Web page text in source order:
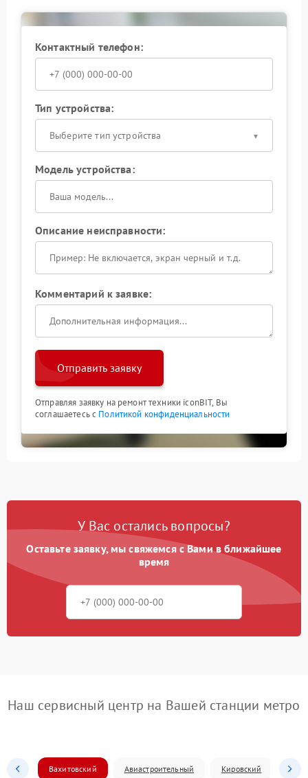
Контактный телефон:
Тип устройства:
Выберите тип устройства
Модель устройства:
Описание неисправности:
Комментарий к заявке:
Отправить заявку
Отправляя заявку на ремонт техники iconBIT, Вы
соглашаетесь с Политикой конфиденциальности
У Вас остались вопросы?
Оставьте заявку, мы свяжемся с Вами в ближайшее
время
Наш сервисный центр на Вашей станции метро
Вахитовский Авиастроительный Кировский